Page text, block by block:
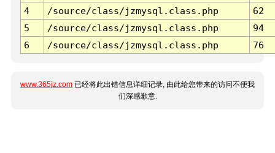
4
/source/class/jzmysql.class.php
62
5
/source/class/jzmysql.class.php
94
6
/source/class/jzmysql.class.php 76
www.365jz.com 已经将此出错信息详细记录, 由此给您带来的访问不便我
们深感歉意.